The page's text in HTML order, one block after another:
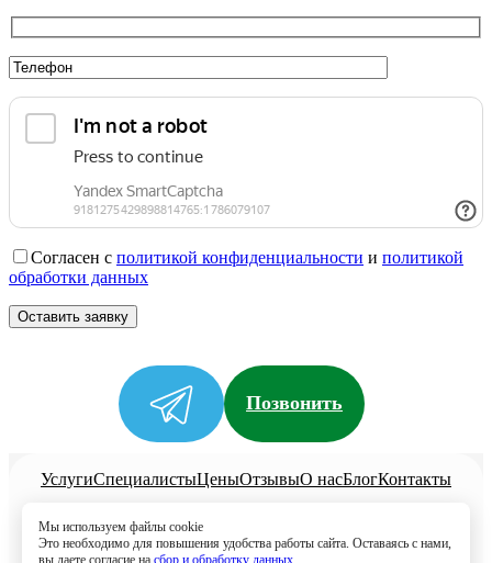
Согласен с политикой конфиденциальности и политикой
обработки данных
Мы используем файлы cookie
Это необходимо для повышения удобства работы сайта. Оставаясь с нами,
вы даете согласие на сбор и обработку данных.
Позвонить
УслугиСпециалистыЦеныОтзывыО насБлогКонтакты
Согласие на обработку